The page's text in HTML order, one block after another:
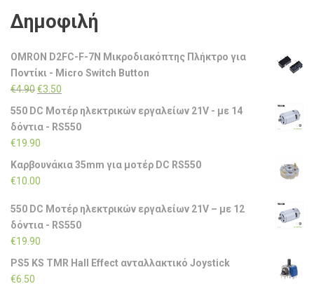
Δημοφιλή
OMRON D2FC-F-7N Μικροδιακόπτης Πλήκτρο για
Ποντίκι - Micro Switch Button
€4.90Original
price
was:
€4.90.
€3.50
τρέχουσα
τιμή
550 DC Μοτέρ ηλεκτρικών εργαλείων 21V - με 14
δόντια - RS550
€19.90
Καρβουνάκια 35mm για μοτέρ DC RS550
€10.00
550 DC Μοτέρ ηλεκτρικών εργαλείων 21V – με 12
δόντια - RS550
€19.90
PS5 KS TMR Hall Effect ανταλλακτικό Joystick
€6.50